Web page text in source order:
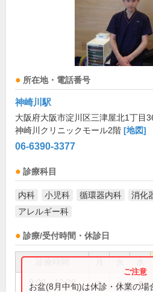
所在地・電話番号
神崎川駅
大阪府大阪市淀川区三津屋北1丁目
神崎川クリニックモール2階 [地図]
06-6390-3377
診療科目
内科 小児科 循環器内科 消化
アレルギー科
診療/受付時間・休診日
9:00～12:30 ● ● ●
お盆(8月中旬)は休診・休業の場